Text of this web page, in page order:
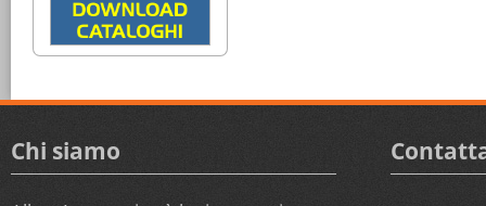
Chi siamo